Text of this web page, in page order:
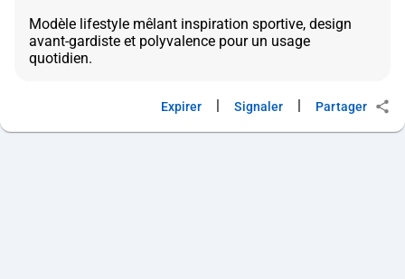
Modèle lifestyle mêlant inspiration sportive, design
avant-gardiste et polyvalence pour un usage
Expirer Signaler Partager